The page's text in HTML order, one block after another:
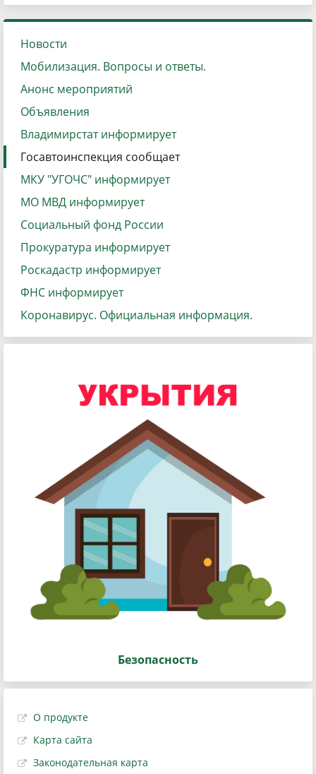
Новости
Мобилизация. Вопросы и ответы.
Анонс мероприятий
Объявления
Владимирстат информирует
Госавтоинспекция сообщает
МКУ "УГОЧС" информирует
МО МВД информирует
Социальный фонд России
Прокуратура информирует
Роскадастр информирует
ФНС информирует
Коронавирус. Официальная информация.
Безопасность
О продукте
Карта сайта
Законодательная карта